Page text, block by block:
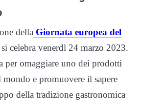
della Giornata europea del
si celebra venerdì 24 marzo 2023.
per omaggiare uno dei prodotti
e promuovere il sapere
della tradizione gastronomica